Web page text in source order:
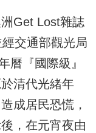
Get Lost雜誌
經交通部觀光局
曆『國際級』
清代光緒年
成居民恐慌，
，在元宵夜由